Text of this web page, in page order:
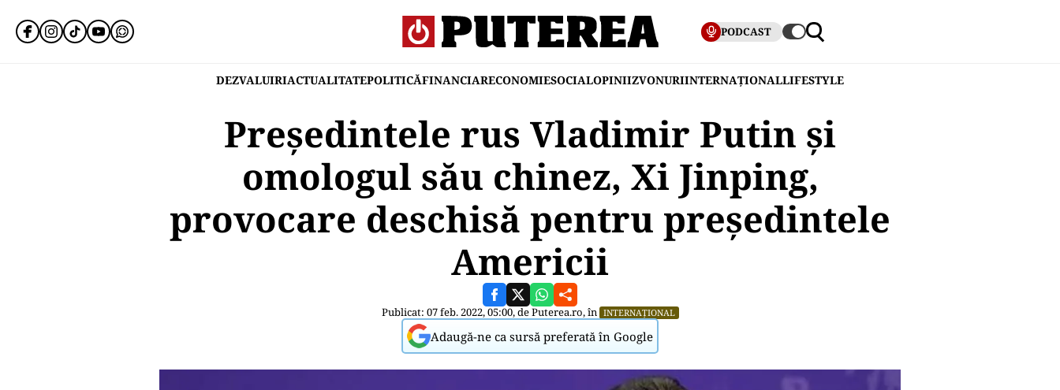
PODCAST
DEZVALUIRIACTUALITATEPOLITICĂFINANCIARECONOMIESOCIALOPINIIZVONURIINTERNAȚIONALLIFESTYLE
Preşedintele rus Vladimir Putin şi
omologul său chinez, Xi Jinping,
provocare deschisă pentru președintele
Americii
Publicat: 07 feb. 2022, 05:00, dePuterea.ro, în INTERNAȚIONAL
Adaugă-ne ca sursă preferată în Google